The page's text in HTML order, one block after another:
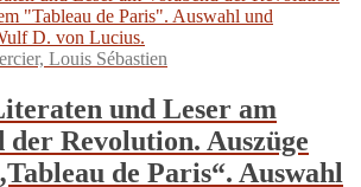
Louis Sébastien
und Leser am
der Revolution. Auszüge
de Paris“. Auswahl